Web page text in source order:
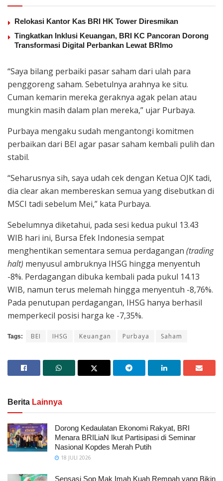
Relokasi Kantor Kas BRI HK Tower Diresmikan
Tingkatkan Inklusi Keuangan, BRI KC Pancoran Dorong
Transformasi Digital Perbankan Lewat BRImo
“Saya bilang perbaiki pasar saham dari ulah para
penggoreng saham. Sebetulnya arahnya ke situ.
Cuman kemarin mereka geraknya agak pelan atau
mungkin masih dalam plan mereka,” ujar Purbaya.
Purbaya mengaku sudah mengantongi komitmen
perbaikan dari BEI agar pasar saham kembali pulih dan
stabil.
“Seharusnya sih, saya udah cek dengan Ketua OJK tadi,
dia clear akan membereskan semua yang disebutkan di
MSCI tadi sebelum Mei,” kata Purbaya.
Sebelumnya diketahui, pada sesi kedua pukul 13.43
WIB hari ini, Bursa Efek Indonesia sempat
menghentikan sementara semua perdagangan (trading
halt) menyusul ambruknya IHSG hingga menyentuh
-8%. Perdagangan dibuka kembali pada pukul 14.13
WIB, namun terus melemah hingga menyentuh -8,76%.
Pada penutupan perdagangan, IHSG hanya berhasil
memperkecil posisi harga ke -7,35%.
Tags: BEI IHSG Keuangan Purbaya Saham
Berita Lainnya
Dorong Kedaulatan Ekonomi Rakyat, BRI
Menara BRILiaN Ikut Partisipasi di Seminar
Nasional Kopdes Merah Putih
18 JULI 2026
Sensasi Sop Mak Imah Kuah Rempah yang Bikin